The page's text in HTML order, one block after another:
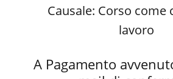
Causale: Corso come
lavoro
A Pagamento